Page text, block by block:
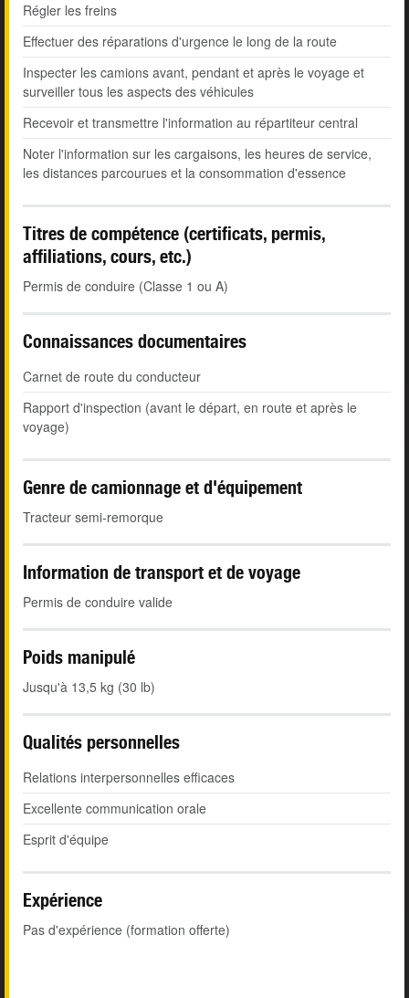
Régler les freins
Effectuer des réparations d'urgence le long de la route
Inspecter les camions avant, pendant et après le voyage et
surveiller tous les aspects des véhicules
Recevoir et transmettre l'information au répartiteur central
Noter l'information sur les cargaisons, les heures de service,
les distances parcourues et la consommation d'essence
Titres de compétence (certificats, permis,
affiliations, cours, etc.)
Permis de conduire (Classe 1 ou A)
Connaissances documentaires
Carnet de route du conducteur
Rapport d'inspection (avant le départ, en route et après le
voyage)
Genre de camionnage et d'équipement
Tracteur semi-remorque
Information de transport et de voyage
Permis de conduire valide
Poids manipulé
Jusqu'à 13,5 kg (30 lb)
Qualités personnelles
Relations interpersonnelles efficaces
Excellente communication orale
Esprit d'équipe
Expérience
Pas d'expérience (formation offerte)